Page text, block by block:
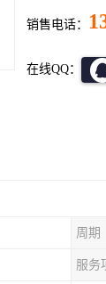
销售电话：
在线QQ：
周期
服务